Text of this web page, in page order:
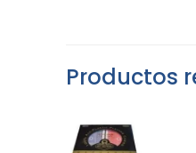
Productos